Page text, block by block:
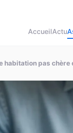
AccueilActu
habitation pas chère